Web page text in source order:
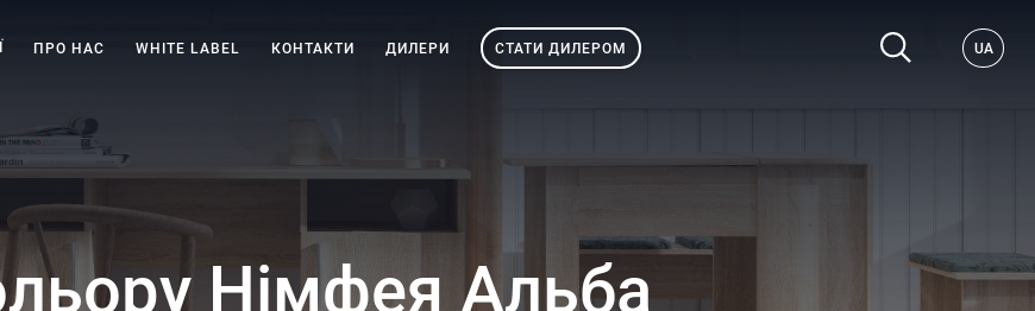
ПРО НАС WHITE LABEL КОНТАКТИ ДИЛЕРИ СТАТИ ДИЛЕРОМ UA
Німфея Альба